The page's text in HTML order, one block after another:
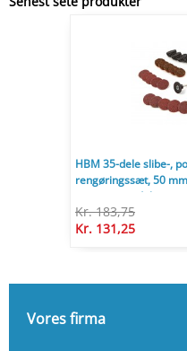
HBM 35-dele slibe-,
rengøringssæt, 50
opnamespindel.
Kr. 183,75
Kr. 131,25
Vores firma